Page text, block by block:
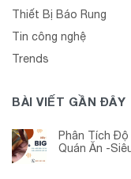
Thiết Bị Báo Rung
Tin công nghệ
Trends
BÀI VIẾT GẦN ĐÂY
Phân Tích
Quán Ăn -